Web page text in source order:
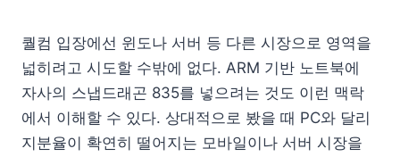
퀄컴 입장에선 윈도나 서버 등 다른 시장으로 영역을
넓히려고 시도할 수밖에 없다. ARM 기반 노트북에
자사의 스냅드래곤 835를 넣으려는 것도 이런 맥락
에서 이해할 수 있다. 상대적으로 봤을 때 PC와 달리
지분율이 확연히 떨어지는 모바일이나 서버 시장을